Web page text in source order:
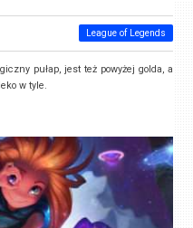
League of Legends
pułap, jest też powyżej golda, a
w tyle.